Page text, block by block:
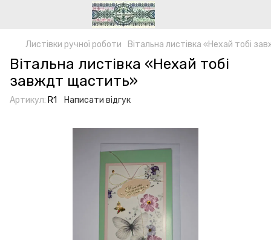
Листівки ручної роботи Вітальна листівка «Нехай тобі
Вітальна листівка «Нехай тобі
завждт щастить»
Артикул: R1 Написати відгук